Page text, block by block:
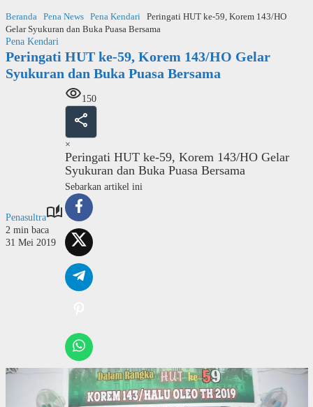
ke
konten
Beranda Pena News Pena Kendari
Peringati HUT ke-59, Korem 143/HO
Gelar Syukuran dan Buka Puasa Bersama
Pena Kendari
Peringati HUT ke-59, Korem 143/HO Gelar
Syukuran dan Buka Puasa Bersama
Penasultra
2 min baca
31 Mei 2019
150
×
Peringati HUT ke-59, Korem 143/HO Gelar
Syukuran dan Buka Puasa Bersama
Sebarkan artikel ini